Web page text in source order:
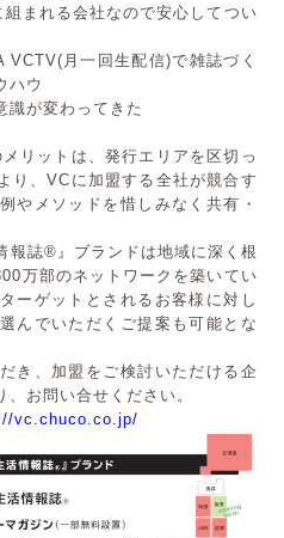
まれる会社なので安心してつい
月一回生配信)で雑誌づく
ハウ
識が変わってきた
リットは、発行エリアを区切っ
り、VCに加盟する全社が競合す
やメソッドを惜しみなく共有・
報誌®』ブランドは地域に深く根
万部のネットワークを築いてい
ーゲットとされるお客様に対し
んでいただくご提案も可能とな
き、加盟をご検討いただける企
お問い合せください。
vc.chuco.co.jp/